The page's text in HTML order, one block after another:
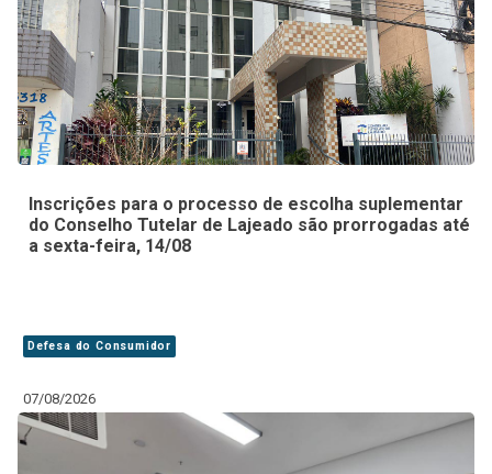
Inscrições para o processo de escolha suplementar
do Conselho Tutelar de Lajeado são prorrogadas até
a sexta-feira, 14/08
Defesa do Consumidor
07/08/2026